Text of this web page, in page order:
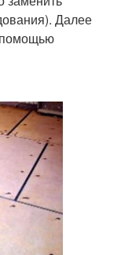
Далее
помощью